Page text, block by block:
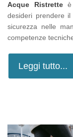
Acque Ristretteè
desideri prendere
sicurezza nelle
competenze
Leggi tutto...